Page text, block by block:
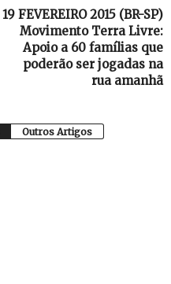
19 FEVEREIRO 2015 (BR-SP)
Movimento Terra Livre:
Apoio a 60 famílias que
poderão ser jogadas na
rua‏ amanhã
Outros Artigos